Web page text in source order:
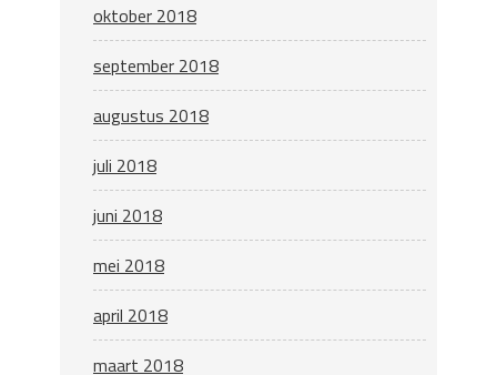
oktober 2018
september 2018
augustus 2018
juli 2018
juni 2018
mei 2018
april 2018
maart 2018